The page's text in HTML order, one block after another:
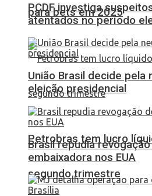
para bets em 2025
Petrobras tem lucro
segundo trimestre
PCDF investiga
atentados no período
União Brasil decide pela
eleição presidencial
Brasil repudia
embaixadora nos EUA